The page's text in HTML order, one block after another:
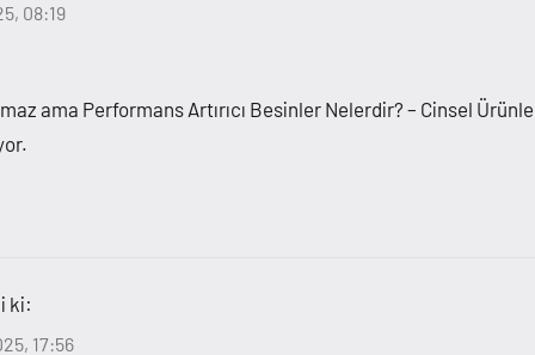
08:19
ama Performans Artırıcı Besinler Nelerdir? – Cinsel
ki:
17:56